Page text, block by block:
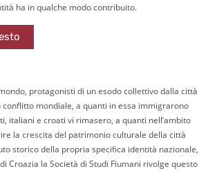
ha in qualche modo contribuito.
protagonisti di un esodo collettivo dalla città
conflitto mondiale, a quanti in essa immigrarono
italiani e croati vi rimasero, a quanti nell’ambito
la crescita del patrimonio culturale della città
storico della propria specifica identità nazionale,
Croazia la Società di Studi Fiumani rivolge questo